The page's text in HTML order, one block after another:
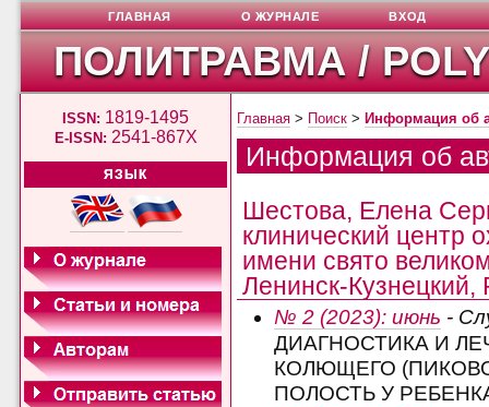
ПОЛИТРАВМА /
ISSN: 1819-1495
E-ISSN: 2541-867X
ЯЗЫК
ГЛАВНАЯ О ЖУРНАЛЕ ВХОД
Главная > Поиск > Информация об
Информация об
Шестова, Елена
клинический центр
имени свято
Ленинск-Кузнецкий,
№ 2 (2023): июнь -
ДИАГНОСТИКА И
КОЛЮЩЕГО
ПОЛОСТЬ У